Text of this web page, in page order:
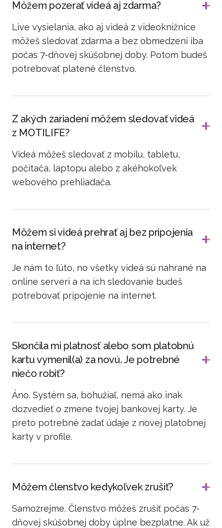
Môžem pozerať videá aj zdarma?
Live vysielania, ako aj videá z videoknižnice
môžeš sledovať zdarma a bez obmedzení iba
počas 7-dňovej skúšobnej doby. Potom budeš
potrebovať platené členstvo.
Z akých zariadení môžem sledovať videá
z MOTILIFE?
Videá môžeš sledovať z mobilu, tabletu,
počítača, laptopu alebo z akéhokoľvek
webového prehliadača.
Môžem si videá prehrať aj bez pripojenia
na internet?
Je nám to ľúto, no všetky videá sú nahrané na
online serveri a na ich sledovanie budeš
potrebovať pripojenie na internet.
Skončila mi platnosť alebo som platobnú
kartu vymenil(a) za novú. Je potrebné
niečo robiť?
Áno. Systém sa, bohužiaľ, nemá ako inak
dozvedieť o zmene tvojej bankovej karty. Je
preto potrebné zadať údaje z novej platobnej
karty v profile.
Môžem členstvo kedykoľvek zrušiť?
Samozrejme. Členstvo môžeš zrušiť počas 7-
dňovej skúšobnej doby úplne bezplatne. Ak už